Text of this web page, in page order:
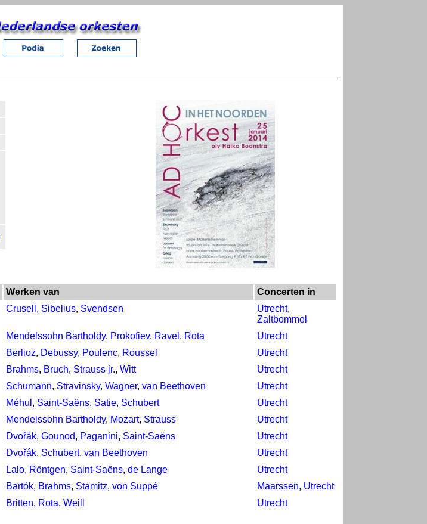
Werken van
Concerten in
Crusell , Sibelius, Svendsen Utrecht,
Zaltbommel
Mendelssohn Bartholdy, Prokofiev, Ravel , Rota
Utrecht
Berlioz, Debussy, Poulenc, Roussel
Utrecht
Brahms, Bruch, Strauss jr., Witt
Utrecht
Schumann, Stravinsky, Wagner, van Beethoven
Utrecht
Méhul , Saint-Saëns, Satie, Schubert
Utrecht
Mendelssohn Bartholdy, Mozart, Strauss
Utrecht
Dvořák, Gounod, Paganini, Saint-Saëns
Utrecht
Dvořák, Schubert, van Beethoven
Utrecht
Lalo, Röntgen, Saint-Saëns, de Lange
Utrecht
Bartók, Brahms, Stamitz, von Suppé Maarssen, Utrecht
Britten, Rota, Weill Utrecht